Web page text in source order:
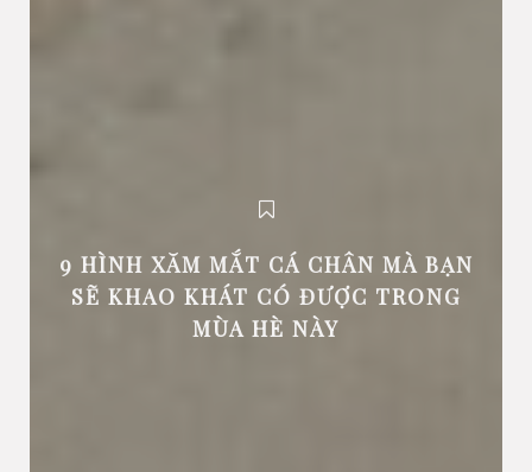
9 HÌNH XĂM MẮT CÁ CHÂN MÀ BẠN
SẼ KHAO KHÁT CÓ ĐƯỢC TRONG
MÙA HÈ NÀY